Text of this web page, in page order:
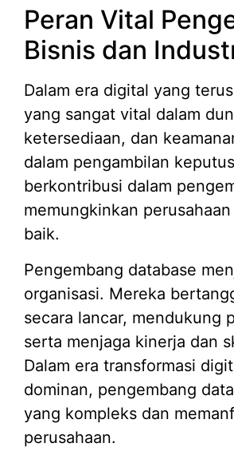
Peran Vital
Bisnis dan
Dalam era digital yang
yang sangat vital dalam
ketersediaan, dan
dalam pengambilan
berkontribusi dalam
memungkinkan
baik.
Pengembang database
organisasi. Mereka
secara lancar, mendukung
serta menjaga kinerja dan
Dalam era transformasi
dominan, pengembang
yang kompleks dan
perusahaan.